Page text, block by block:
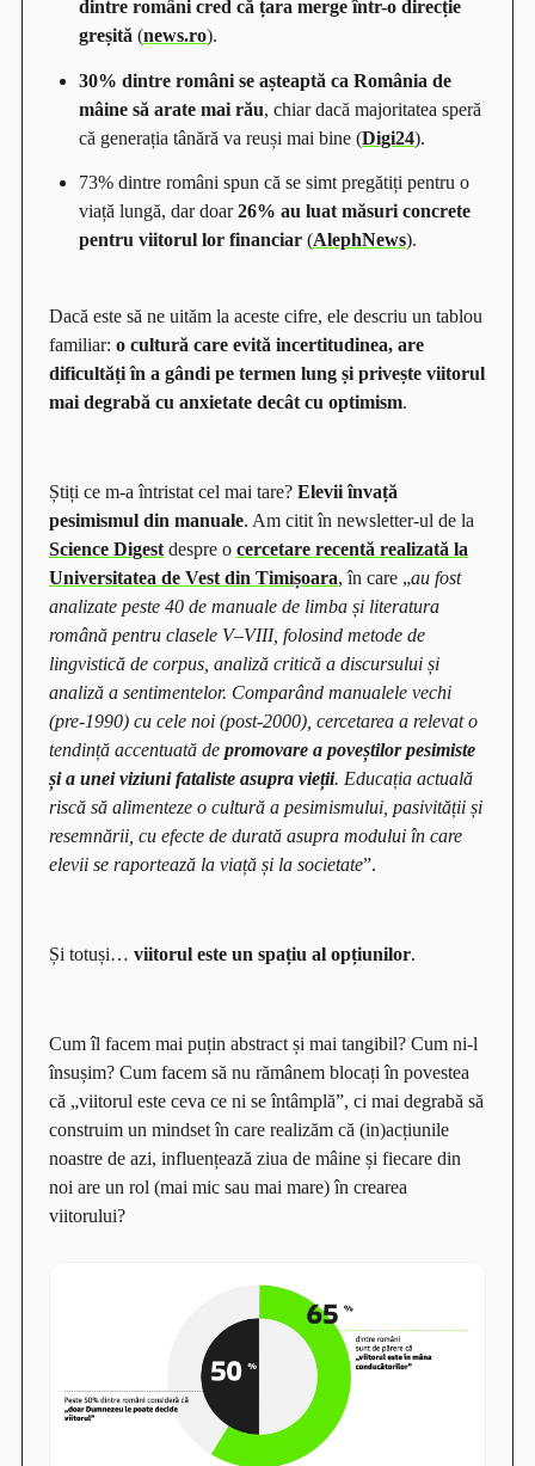
dintre români cred că țara merge într-o direcție
greșită (news.ro).
30% dintre români se așteaptă ca România de
mâine să arate mai rău, chiar dacă majoritatea speră
că generația tânără va reuși mai bine (Digi24).
73% dintre români spun că se simt pregătiți pentru o
viață lungă, dar doar26% au luat măsuri concrete
pentru viitorul lor financiar (AlephNews).
Dacă este să ne uităm la aceste cifre, ele descriu un tablou
familiar: o cultură care evită incertitudinea, are
dificultăți în a gândi pe termen lung și privește viitorul
mai degrabă cu anxietate decât cu optimism.
Știți ce m-a întristat cel mai tare? Elevii învață
pesimismul din manuale. Am citit în newsletter-ul de la
Science Digest despre o cercetare recentă realizată la
Universitatea de Vest din Timișoara, în care „au fost
analizate peste 40 de manuale de limba și literatura
română pentru clasele V–VIII, folosind metode de
lingvistică de corpus, analiză critică a discursului și
analiză a sentimentelor. Comparând manualele vechi
(pre-1990) cu cele noi (post-2000), cercetarea a relevat o
tendință accentuată de promovare a poveștilor pesimiste
și a unei viziuni fataliste asupra vieții. Educația actuală
riscă să alimenteze o cultură a pesimismului, pasivității și
resemnării, cu efecte de durată asupra modului în care
elevii se raportează la viață și la societate”.
Și totuși… viitorul este un spațiu al opțiunilor.
Cum îl facem mai puțin abstract și mai tangibil? Cum ni-l
însușim? Cum facem să nu rămânem blocați în povestea
că „viitorul este ceva ce ni se întâmplă”, ci mai degrabă să
construim un mindset în care realizăm că (in)acțiunile
noastre de azi, influențează ziua de mâine și fiecare din
noi are un rol (mai mic sau mai mare) în crearea
viitorului?